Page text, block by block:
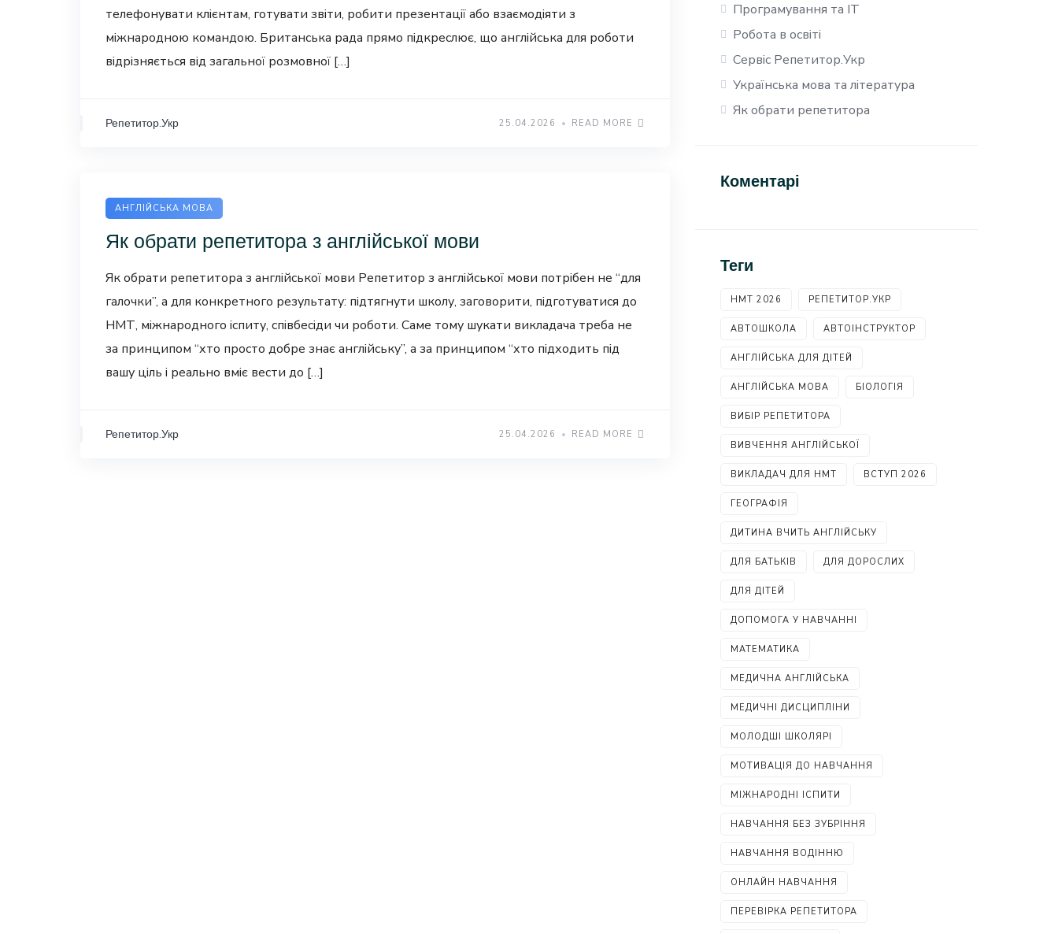
телефонувати клієнтам, готувати звіти, робити презентації або взаємодіяти з
міжнародною командою. Британська рада прямо підкреслює, що англійська для роботи
відрізняється від загальної розмовної […]
Репетитор.Укр 25.04.2026 READ MORE
АНГЛІЙСЬКА МОВА
Як обрати репетитора з англійської мови
Як обрати репетитора з англійської мови Репетитор з англійської мови потрібен не “для
галочки”, а для конкретного результату: підтягнути школу, заговорити, підготуватися до
НМТ, міжнародного іспиту, співбесіди чи роботи. Саме тому шукати викладача треба не
за принципом “хто просто добре знає англійську”, а за принципом “хто підходить під
вашу ціль і реально вміє вести до […]
Репетитор.Укр 25.04.2026 READ MORE
Програмування та IT
Робота в освіті
Сервіс Репетитор.Укр
Українська мова та література
Як обрати репетитора
Коментарі
Теги
НМТ 2026 РЕПЕТИТОР.УКР
АВТОШКОЛА АВТОІНСТРУКТОР
АНГЛІЙСЬКА ДЛЯ ДІТЕЙ
АНГЛІЙСЬКА МОВА БІОЛОГІЯ
ВИБІР РЕПЕТИТОРА
ВИВЧЕННЯ АНГЛІЙСЬКОЇ
ВИКЛАДАЧ ДЛЯ НМТ ВСТУП 2026
ГЕОГРАФІЯ
ДИТИНА ВЧИТЬ АНГЛІЙСЬКУ
ДЛЯ БАТЬКІВ ДЛЯ ДОРОСЛИХ
ДЛЯ ДІТЕЙ
ДОПОМОГА У НАВЧАННІ
МАТЕМАТИКА
МЕДИЧНА АНГЛІЙСЬКА
МЕДИЧНІ ДИСЦИПЛІНИ
МОЛОДШІ ШКОЛЯРІ
МОТИВАЦІЯ ДО НАВЧАННЯ
МІЖНАРОДНІ ІСПИТИ
НАВЧАННЯ БЕЗ ЗУБРІННЯ
НАВЧАННЯ ВОДІННЮ
ОНЛАЙН НАВЧАННЯ
ПЕРЕВІРКА РЕПЕТИТОРА